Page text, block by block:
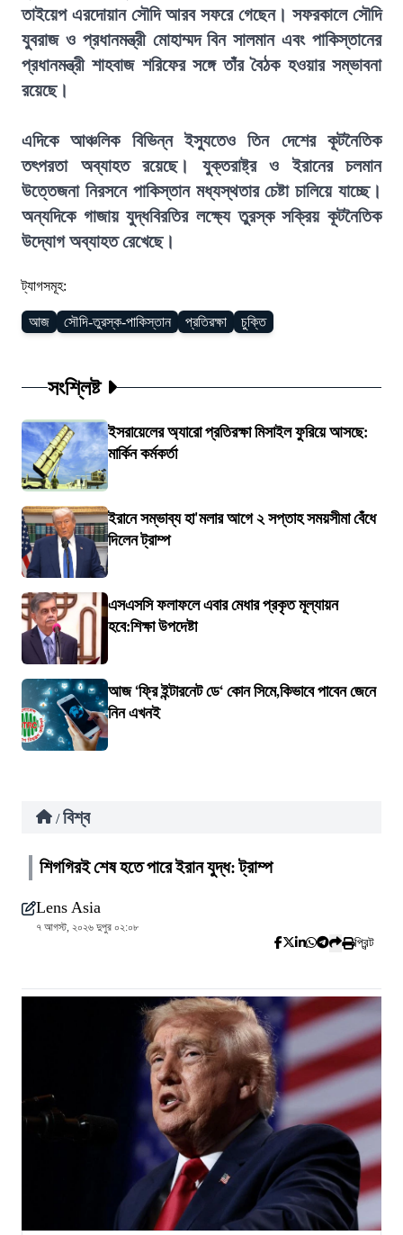
তাইয়েপ এরদোয়ান সৌদি আরব সফরে গেছেন। সফরকালে সৌদি
যুবরাজ ও প্রধানমন্ত্রী মোহাম্মদ বিন সালমান এবং পাকিস্তানের
প্রধানমন্ত্রী শাহবাজ শরিফের সঙ্গে তাঁর বৈঠক হওয়ার সম্ভাবনা
রয়েছে।
এদিকে আঞ্চলিক বিভিন্ন ইস্যুতেও তিন দেশের কূটনৈতিক
তৎপরতা অব্যাহত রয়েছে। যুক্তরাষ্ট্র ও ইরানের চলমান
উত্তেজনা নিরসনে পাকিস্তান মধ্যস্থতার চেষ্টা চালিয়ে যাচ্ছে।
অন্যদিকে গাজায় যুদ্ধবিরতির লক্ষ্যে তুরস্ক সক্রিয় কূটনৈতিক
উদ্যোগ অব্যাহত রেখেছে।
ট্যাগসমূহ:
আজ সৌদি-তুরস্ক-পাকিস্তান প্রতিরক্ষা চুক্তি
সংশ্লিষ্ট
ইসরায়েলের অ্যারো প্রতিরক্ষা মিসাইল ফুরিয়ে আসছে:
মার্কিন কর্মকর্তা
ইরানে সম্ভাব্য হা'মলার আগে ২ সপ্তাহ সময়সীমা বেঁধে
দিলেন ট্রাম্প
এসএসসি ফলাফলে এবার মেধার প্রকৃত মূল্যায়ন
হবে:শিক্ষা উপদেষ্টা
আজ ‘ফ্রি ইন্টারনেট ডে‘ কোন সিমে,কিভাবে পাবেন জেনে
নিন এখনই
/ বিশ্ব
শিগগিরই শেষ হতে পারে ইরান যুদ্ধ: ট্রাম্প
Lens Asia
৭ আগস্ট, ২০২৬ দুপুর ০২:০৮
প্রিন্ট